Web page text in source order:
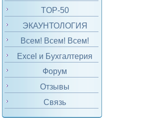
TOP-50
ЭКАУНТОЛОГИЯ
Всем! Всем! Всем!
Excel и Бухгалтерия
Форум
Отзывы
Связь